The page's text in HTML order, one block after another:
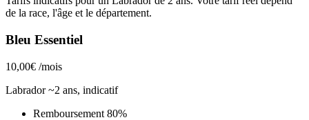
de la race, l'âge et le département.
Bleu Essentiel
10,00€ /mois
Labrador ~2 ans, indicatif
Remboursement 80%